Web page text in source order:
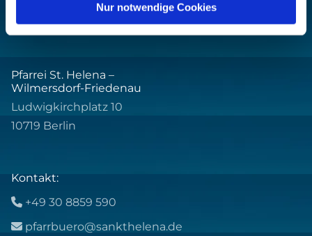
Nur notwendige Cookies
Pfarrei St. Helena –
Wilmersdorf-Friedenau
Ludwigkirchplatz 10
10719 Berlin
Kontakt:
 +49 30 8859 590
 pfarrbuero@sankthelena.de